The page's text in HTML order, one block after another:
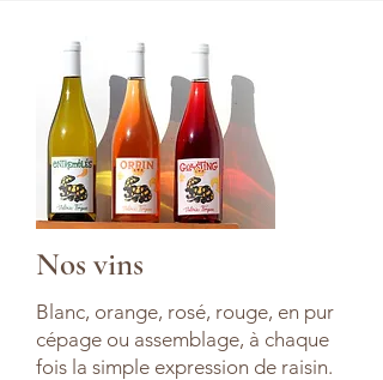
Nos vins
Blanc, orange, rosé, rouge, en pur
cépage ou assemblage, à chaque
fois la simple expression de raisin.